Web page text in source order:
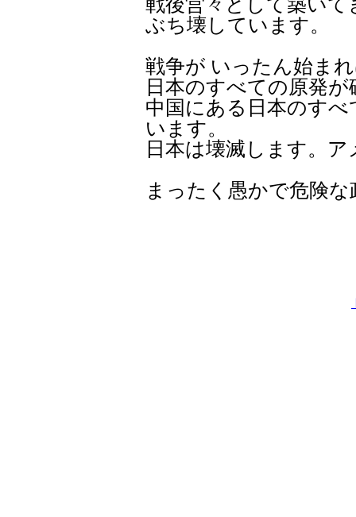
戦後営々として築い
ぶち壊しています。
戦争が いったん始ま
日本のすべての原発
中国にある日本のす
います。
日本は壊滅します。
まったく愚かで危険